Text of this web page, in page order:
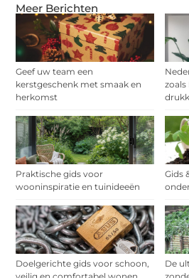
Meer Berichten
Geef uw team een
kerstgeschenk met smaak en
herkomst
Praktische gids voor
wooninspiratie en tuinideeën
Gids
Doelgerichte gids voor schoon,
De